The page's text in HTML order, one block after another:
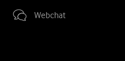
Webchat